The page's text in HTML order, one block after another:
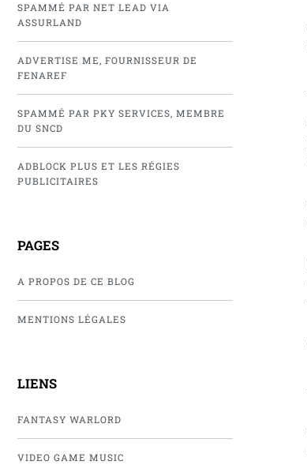
SPAMMÉ PAR NET LEAD VIA
ASSURLAND
ADVERTISE ME, FOURNISSEUR DE
FENAREF
SPAMMÉ PAR PKY SERVICES, MEMBRE
DU SNCD
ADBLOCK PLUS ET LES RÉGIES
PUBLICITAIRES
PAGES
A PROPOS DE CE BLOG
MENTIONS LÉGALES
LIENS
FANTASY WARLORD
VIDEO GAME MUSIC